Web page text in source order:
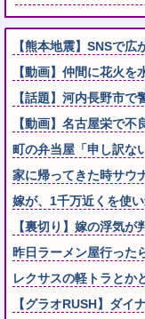
【熊本地震】SNSで
【動画】仲間に花火
【話題】河内長野市
【動画】名古屋栄で
町の弁当屋「申し訳な
家に帰ってきた時サウ
嫁が、1千万近くを使
【裏切り】嫁の浮気
昨日ラーメン屋行った
レクサスの軽トラとか
【グラオRUSH】ダ